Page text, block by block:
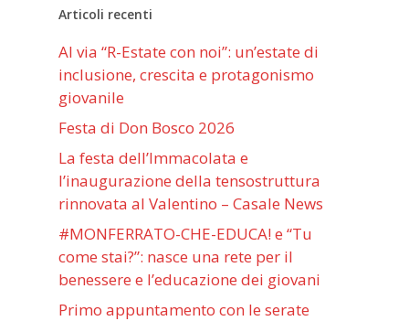
Articoli recenti
Al via “R-Estate con noi”: un’estate di
inclusione, crescita e protagonismo
giovanile
Festa di Don Bosco 2026
La festa dell’Immacolata e
l’inaugurazione della tensostruttura
rinnovata al Valentino – Casale News
#MONFERRATO-CHE-EDUCA! e “Tu
come stai?”: nasce una rete per il
benessere e l’educazione dei giovani
Primo appuntamento con le serate